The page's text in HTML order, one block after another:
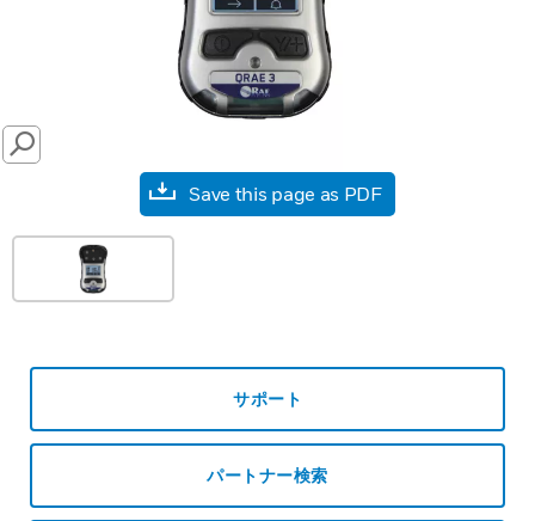
SEARCH
Save this page as PDF
サポート
パートナー検索